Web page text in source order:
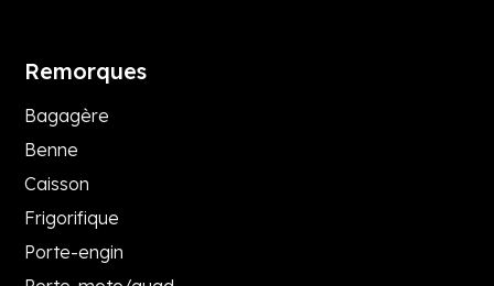
Remorques
Bagagère
Benne
Caisson
Frigorifique
Porte-engin